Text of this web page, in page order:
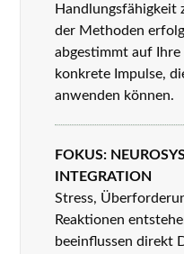
Handlungsfähigkeit
der Methoden
abgestimmt auf
konkrete Impulse,
anwenden können.
FOKUS:
INTEGRATION
Stress,
Reaktionen
beeinflussen direkt